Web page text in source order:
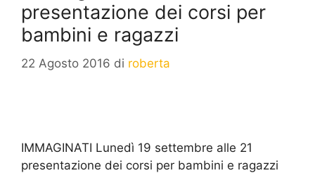
presentazione dei corsi per
bambini e ragazzi
22 Agosto 2016 di roberta
IMMAGINATI Lunedì 19 settembre alle 21
presentazione dei corsi per bambini e ragazzi